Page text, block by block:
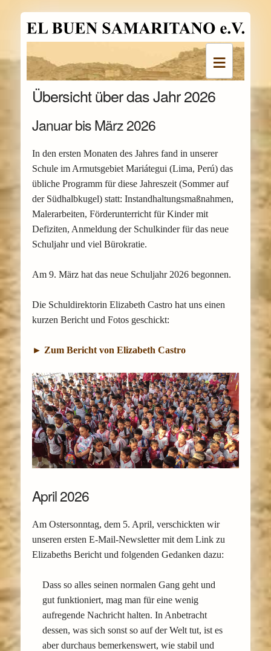
≡
Übersicht über das Jahr 2026
Januar bis März 2026
In den ersten Monaten des Jahres fand in unserer
Schule im Armutsgebiet Mariátegui (Lima, Perú) das
übliche Programm für diese Jahreszeit (Sommer auf
der Südhalbkugel) statt: Instandhaltungsmaßnahmen,
Malerarbeiten, Förderunterricht für Kinder mit
Defiziten, Anmeldung der Schulkinder für das neue
Schuljahr und viel Bürokratie.
Am 9. März hat das neue Schuljahr 2026 begonnen.
Die Schuldirektorin Elizabeth Castro hat uns einen
kurzen Bericht und Fotos geschickt:
► Zum Bericht von Elizabeth Castro
April 2026
Am Ostersonntag, dem 5. April, verschickten wir
unseren ersten E-Mail-Newsletter mit dem Link zu
Elizabeths Bericht und folgenden Gedanken dazu:
Dass so alles seinen normalen Gang geht und
gut funktioniert, mag man für eine wenig
aufregende Nachricht halten. In Anbetracht
dessen, was sich sonst so auf der Welt tut, ist es
aber durchaus bemerkenswert, wie stabil und